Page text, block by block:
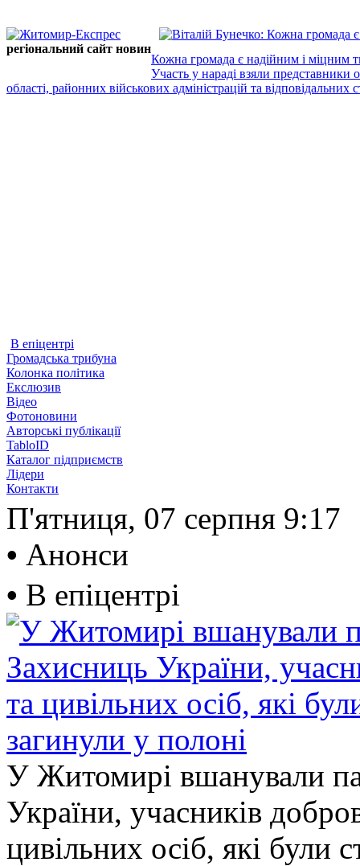
регіональний сайт новин
Кожна громада є надійним і міцним
Участь у нараді взяли представники
області, районних військових адміністрацій та відповідальних
В епіцентрі
Громадська трибуна
Колонка політика
Екслюзив
Відео
Фотоновини
Авторські публікації
TabloID
Каталог підприємств
Лідери
Контакти
П'ятниця, 07 серпня 9:17
• Анонси
• В епіцентрі
У Житомирі вшанували
України, учасників
цивільних осіб, які були